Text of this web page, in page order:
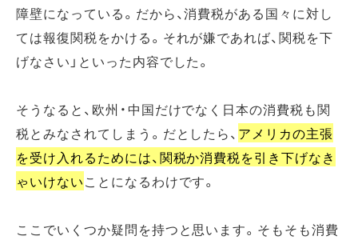
障壁になっている。だから、消費税がある国々に対し
ては報復関税をかける。それが嫌であれば、関税を下
げなさい」といった内容でした。
そうなると、欧州・中国だけでなく日本の消費税も関
税とみなされてしまう。だとしたら、 アメリカの主張
を受け入れるためには、関税か消費税を引き下げなき
ゃいけないことになるわけです。
ここでいくつか疑問を持つと思います。そもそも消費